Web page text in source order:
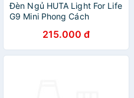
Đèn Ngủ HUTA Light For Life
G9 Mini Phong Cách
Decor Trang Trí Phòng Ngủ,
Đầu Giường, Dải Led Ánh
Sáng Vàng
215.000 đ